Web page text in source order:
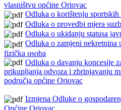
vlasništvu općine Oriovac
Odluka o korištenju sportskih
Odluka o provedbi mjera
Odluka o ukidanju statusa
Odluka o zamjeni nekretnina
fizička osoba
Odluka o davanju koncesije
prikupljanja odvoza i zbrinjavanju
područja općine Oriovac
Izmjena Odluke o
Općine Oriovac